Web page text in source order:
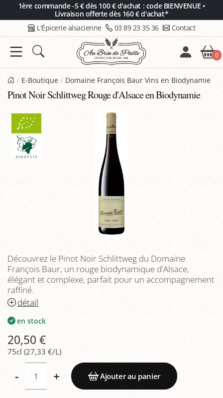
1ère commande -5 € dès 100 € d'achat : code BIENVENUE •
Livraison offerte dès 160 € d'achat*
L'Épicerie alsacienne 03 89 23 35 36 Contact
0
E-Boutique Domaine François Baur Vins en Biodynamie
Pinot Noir Schlittweg Rouge d'Alsace en Biodynamie
Découvrez le Pinot Noir Schlittweg du Domaine
François Baur, un rouge biodynamique d'Alsace,
élégant et complexe, parfait pour un accompagnement
raffiné.
détail
en stock
20,50 €
75cl (27,33 €/L)
- + Ajouter au panier
Panneau de gestion des cookies